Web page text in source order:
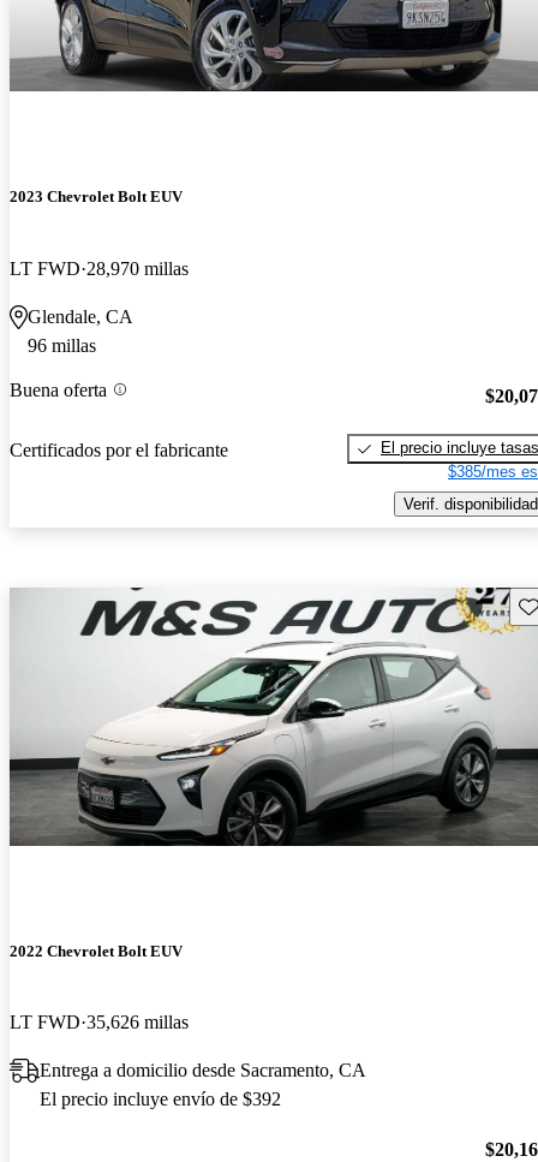
2023 Chevrolet Bolt EUV
LT FWD 28,970 millas
Glendale, CA
96 millas
Buena oferta
Certificados por el fabricante
El precio incluye tasas
$385/mes
Verif. disponibilidad
2022 Chevrolet Bolt EUV
LT FWD 35,626 millas
Entrega a domicilio desde Sacramento, CA
El precio incluye envío de $392